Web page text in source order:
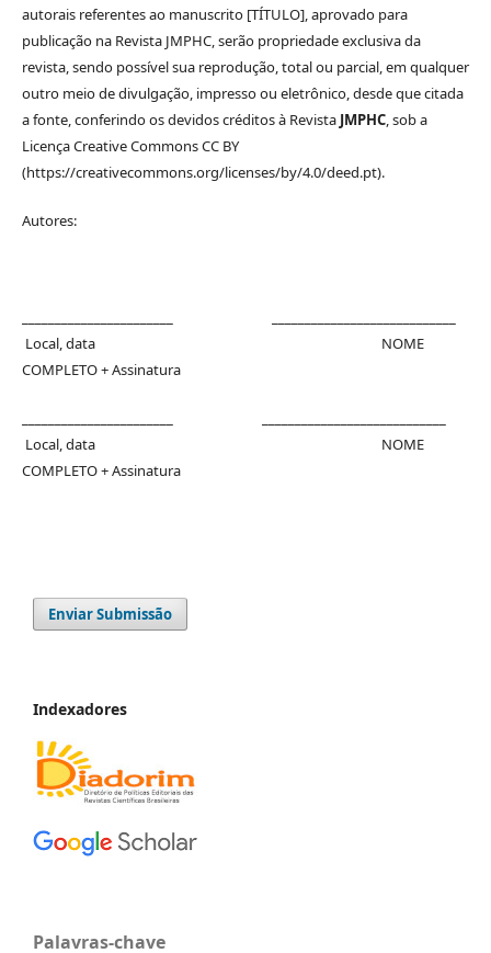
autorais referentes ao manuscrito [TÍTULO], aprovado para
publicação na Revista JMPHC, serão propriedade exclusiva da
revista, sendo possível sua reprodução, total ou parcial, em qualquer
outro meio de divulgação, impresso ou eletrônico, desde que citada
a fonte, conferindo os devidos créditos à Revista JMPHC, sob a
Licença Creative Commons CC BY
(https://creativecommons.org/licenses/by/4.0/deed.pt).
Autores:
Local, data NOME
COMPLETO + Assinatura
Local, data NOME
COMPLETO + Assinatura
Enviar Submissão
Indexadores
Palavras-chave